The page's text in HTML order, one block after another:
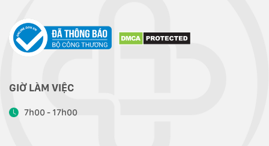
GIỜ LÀM VIỆC
7h00 - 17h00